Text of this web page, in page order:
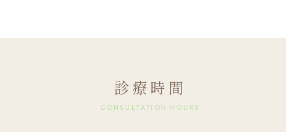
診療時間
CONSULTATION HOURS